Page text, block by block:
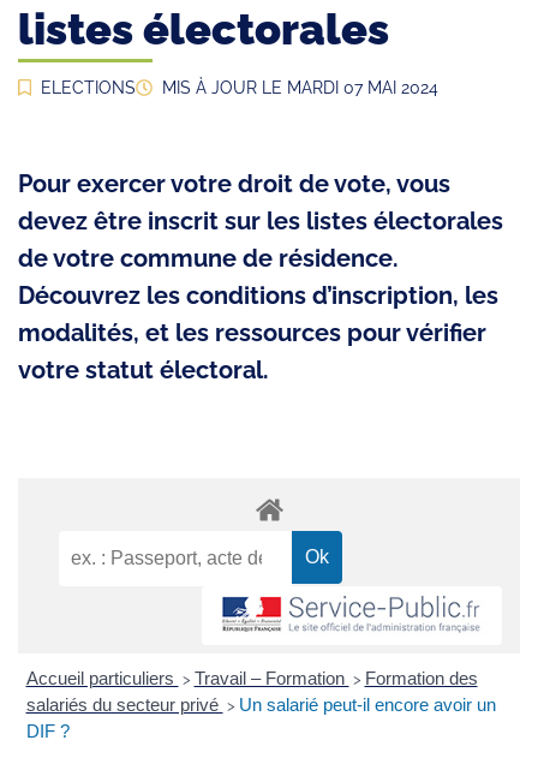
listes électorales
ELECTIONS MIS À JOUR LE MARDI 07 MAI 2024
Pour exercer votre droit de vote, vous
devez être inscrit sur les listes électorales
de votre commune de résidence.
Découvrez les conditions d’inscription, les
modalités, et les ressources pour vérifier
votre statut électoral.
Accueil particuliers > Travail – Formation > Formation des
salariés du secteur privé > Un salarié peut-il encore avoir un
DIF ?